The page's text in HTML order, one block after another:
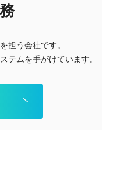
担う会社です。
テムを手がけています。